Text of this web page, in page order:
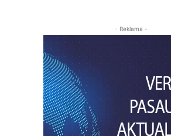
- Reklama -